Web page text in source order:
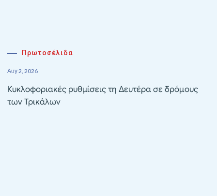
Πρωτοσέλιδα
Αυγ 2, 2026
Κυκλοφοριακές ρυθμίσεις τη Δευτέρα σε δρόμους
των Τρικάλων